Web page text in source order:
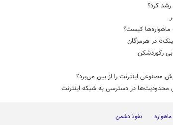
رشد کرد؟
ماهواره‌ها کیست؟
در هرمزگان
رکوردشکن
مصنوعی اینترنت را از بین می‌برد؟
محدودیت‌ها در دسترسی به شبکه اینترنت
ماهواره نفوذ دشمن